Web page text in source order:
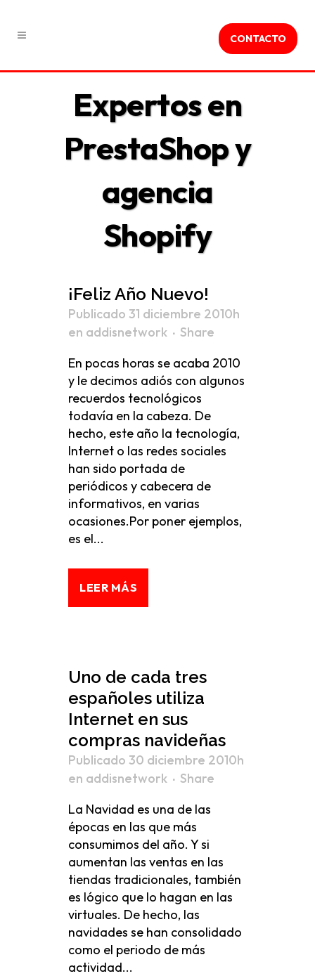
CONTACTO
Expertos en
PrestaShop y
agencia
Shopify
¡Feliz Año Nuevo!
Publicado 31 diciembre 2010h
en addisnetwork
Share
En pocas horas se acaba 2010
y le decimos adiós con algunos
recuerdos tecnológicos
todavía en la cabeza. De
hecho, este año la tecnología,
Internet o las redes sociales
han sido portada de
periódicos y cabecera de
informativos, en varias
ocasiones.Por poner ejemplos,
es el...
LEER MÁS
Uno de cada tres
españoles utiliza
Internet en sus
compras navideñas
Publicado 30 diciembre 2010h
en addisnetwork
Share
La Navidad es una de las
épocas en las que más
consumimos del año. Y si
aumentan las ventas en las
tiendas tradicionales, también
es lógico que lo hagan en las
virtuales. De hecho, las
navidades se han consolidado
como el periodo de más
actividad...